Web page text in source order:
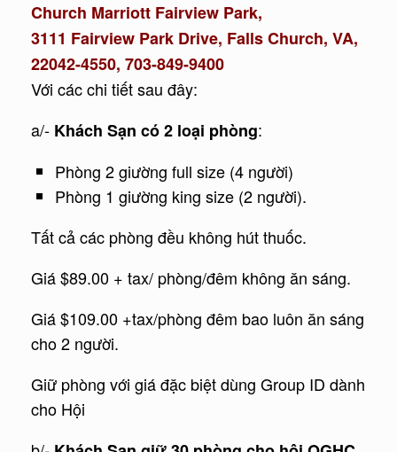
Church Marriott Fairview Park,
3111 Fairview Park Drive, Falls Church, VA,
22042-4550, 703-849-9400
Với các chi tiết sau đây:
a/- Khách Sạn có 2 loại phòng:
Phòng 2 giường full size (4 người)
Phòng 1 giường king size (2 người).
Tất cả các phòng đều không hút thuốc.
Giá $89.00 + tax/ phòng/đêm không ăn sáng.
Giá $109.00 +tax/phòng đêm bao luôn ăn sáng
cho 2 người.
Giữ phòng với giá đặc biệt dùng Group ID dành
cho Hội